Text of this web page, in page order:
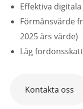
Effektiva
Förmånsvärde
2025 års värde)
Låg fordonsskatt
Kontakta oss